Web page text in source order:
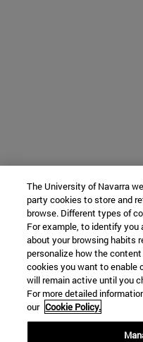
The University of Navarra
party cookies to store and
browse. Different types of
For example, to identify you
about your browsing habits
personalize how the
cookies you want to enable
will remain active until you
For more detailed
our Cookie Policy.